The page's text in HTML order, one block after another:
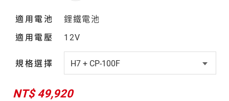
適用電池
鋰鐵電池
適用電壓
12V
規格選擇
NT$ 49,920